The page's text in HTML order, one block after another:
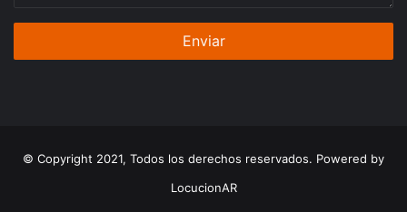
© Copyright 2021, Todos los derechos reservados. Powered by
LocucionAR